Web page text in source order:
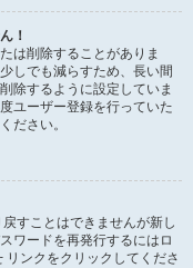
！
は削除することがありま
しでも減らすため、長い間
除するように設定していま
ユーザー登録を行っていた
ださい。
すことはできませんが新し
ワードを再発行するにはロ
リンクをクリックしてくださ